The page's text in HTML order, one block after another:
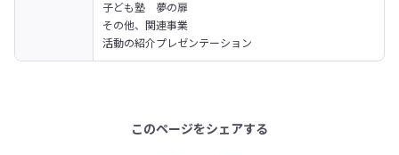
子ども塾　夢の扉
その他、関連事業
活動の紹介プレゼンテーション
このページをシェアする